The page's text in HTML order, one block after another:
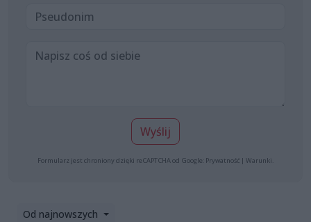
Wyślij
Formularz jest chroniony dzięki reCAPTCHA od Google: Prywatność | Warunki
Od najnowszych